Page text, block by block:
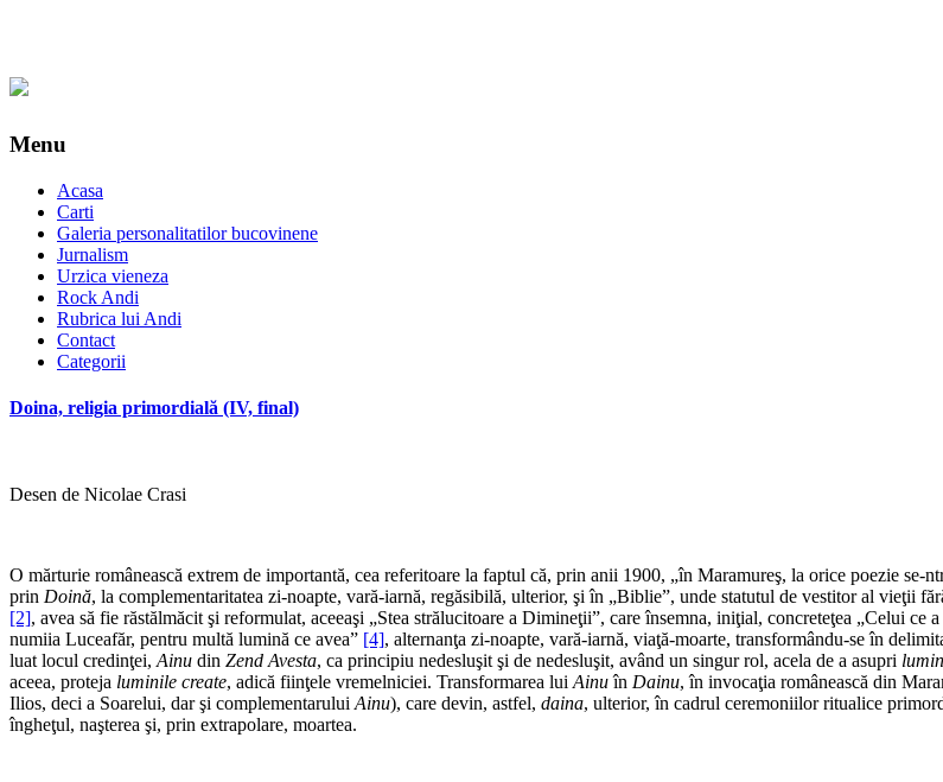
Menu
Acasa
Carti
Galeria personalitatilor bucovinene
Jurnalism
Urzica vieneza
Rock Andi
Rubrica lui Andi
Contact
Categorii
Doina, religia primordială (IV, final)
Desen de Nicolae Crasi
O mărturie românească extrem de importantă, cea referitoare la faptul că, prin anii 1900, „în Maramureş, la orice poezie se-
prin Doină, la complementaritatea zi-noapte, vară-iarnă, regăsibilă, ulterior, şi în „Biblie”, unde statutul de vestitor al vieţii
[2], avea să fie răstălmăcit şi reformulat, aceeaşi „Stea strălucitoare a Dimineţii”, care însemna, iniţial, concreteţea „Celui ce
numiia Luceafăr, pentru multă lumină ce avea” [4], alternanţa zi-noapte, vară-iarnă, viaţă-moarte, transformându-se în
luat locul credinţei, Ainu din Zend Avesta, ca principiu nedesluşit şi de nedesluşit, având un singur rol, acela de a asupri
aceea, proteja luminile create, adică fiinţele vremelniciei. Transformarea lui Ainuîn Dainu, în invocaţia românească din
Ilios, deci a Soarelui, dar şi complementarului Ainu), care devin, astfel, daina, ulterior, în cadrul ceremoniilor ritualice
îngheţul, naşterea şi, prin extrapolare, moartea.